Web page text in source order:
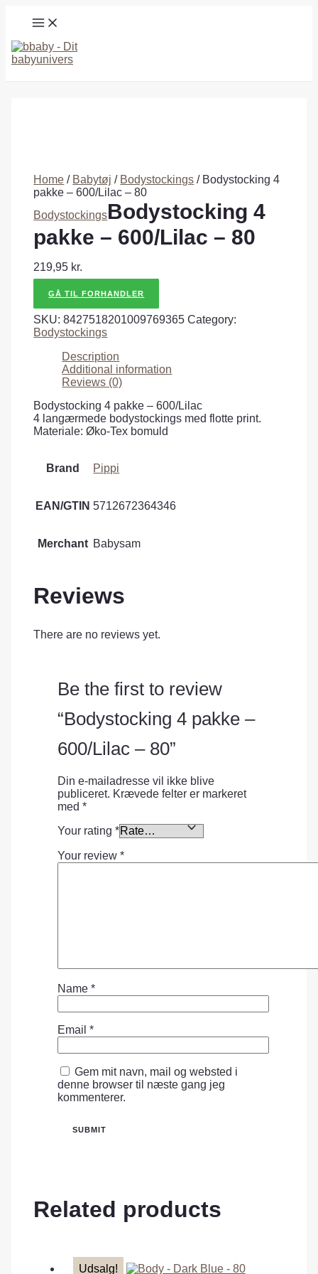
MAIN
MENU
Home / Babytøj / Bodystockings / Bodystocking 4
pakke – 600/Lilac – 80
BodystockingsBodystocking 4
pakke – 600/Lilac – 80
219,95 kr.
GÅ TIL FORHANDLER
SKU:8427518201009769365 Category:
Bodystockings
Description
Additional information
Reviews (0)
Bodystocking 4 pakke – 600/Lilac
4 langærmede bodystockings med flotte print.
Materiale: Øko-Tex bomuld
Brand Pippi
EAN/GTIN 5712672364346
Merchant Babysam
Reviews
There are no reviews yet.
Be the first to review
“Bodystocking 4 pakke –
600/Lilac – 80”
Din e-mailadresse vil ikke blive
publiceret. Krævede felter er markeret
med *
Your rating *
Your review *
Name *
Email *
Gem mit navn, mail og websted i
denne browser til næste gang jeg
kommenterer.
Related products
Udsalg!